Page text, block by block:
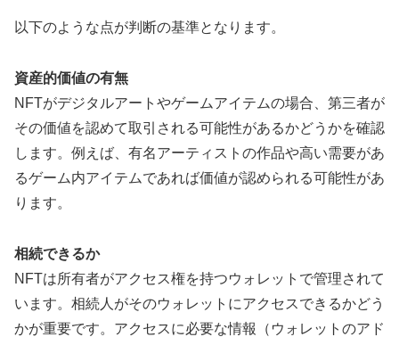
以下のような点が判断の基準となります。
資産的価値の有無
NFTがデジタルアートやゲームアイテムの場合、第三者が
その価値を認めて取引される可能性があるかどうかを確認
します。例えば、有名アーティストの作品や高い需要があ
るゲーム内アイテムであれば価値が認められる可能性があ
ります。
相続できるか
NFTは所有者がアクセス権を持つウォレットで管理されて
います。相続人がそのウォレットにアクセスできるかどう
かが重要です。アクセスに必要な情報（ウォレットのアド